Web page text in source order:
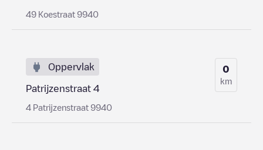
49 Koestraat 9940
Oppervlak
Patrijzenstraat 4
4 Patrijzenstraat 9940
0
km